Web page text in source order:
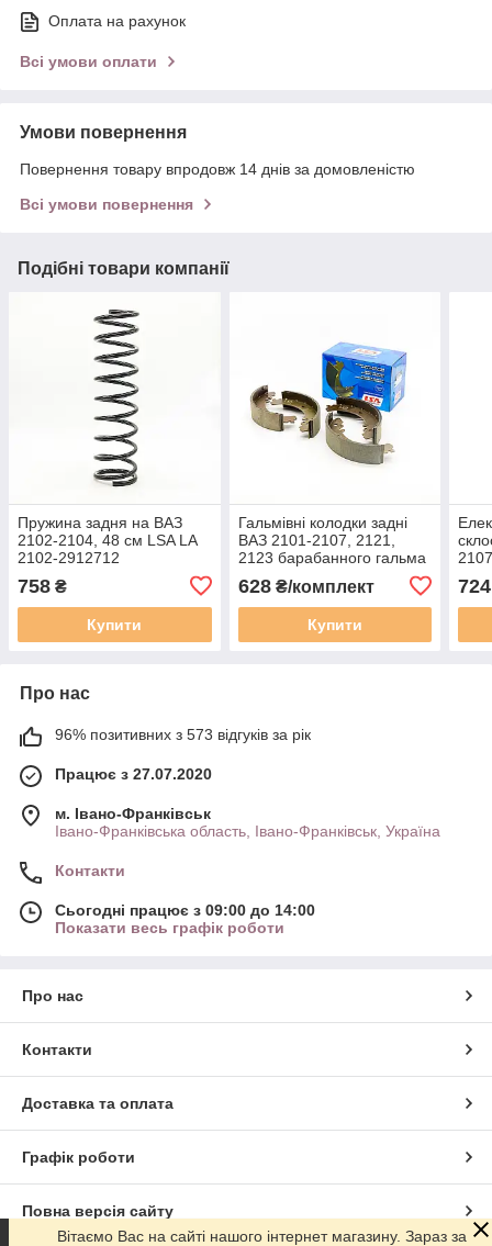
Оплата на рахунок
Всі умови оплати
Умови повернення
Повернення товару впродовж 14 днів за домовленістю
Всі умови повернення
Подібні товари компанії
Пружина задня на ВАЗ
2102-2104, 48 см LSA LA
2102-2912712
758 ₴
Купити
Гальмівні колодки задні
ВАЗ 2101-2107, 2121,
2123 барабанного гальма
628₴/комплект
Купити
724
Про нас
96% позитивних з 573 відгуків за рік
Працює з 27.07.2020
м. Івано-Франківськ
Івано-Франківська область, Івано-Франківськ, Україна
Контакти
Сьогодні працює з 09:00 до 14:00
Показати весь графік роботи
Про нас
Контакти
Доставка та оплата
Графік роботи
Повна версія сайту
Вітаємо Вас на сайті нашого інтернет магазину. Зараз за